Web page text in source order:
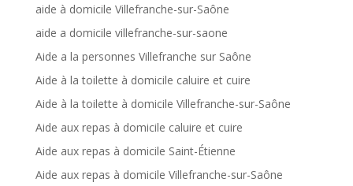
aide à domicile Villefranche-sur-Saône
aide a domicile villefranche-sur-saone
Aide a la personnes Villefranche sur Saône
Aide à la toilette à domicile caluire et cuire
Aide à la toilette à domicile Villefranche-sur-Saône
Aide aux repas à domicile caluire et cuire
Aide aux repas à domicile Saint-Étienne
Aide aux repas à domicile Villefranche-sur-Saône